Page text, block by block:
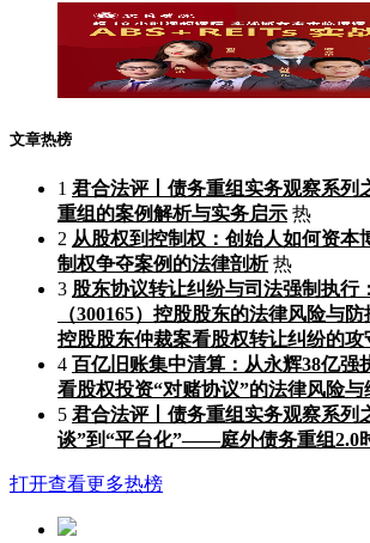
文章热榜
1 君合法评丨债务重组实务观察系列
重组的案例解析与实务启示 热
2 从股权到控制权：创始人如何资本
制权争夺案例的法律剖析 热
3 股东协议转让纠纷与司法强制执行
（300165）控股股东的法律风险与
控股股东仲裁案看股权转让纠纷的攻
4 百亿旧账集中清算：从永辉38亿强
看股权投资“对赌协议”的法律风险与
5 君合法评丨债务重组实务观察系列
谈”到“平台化”——庭外债务重组2.0
打开查看更多热榜